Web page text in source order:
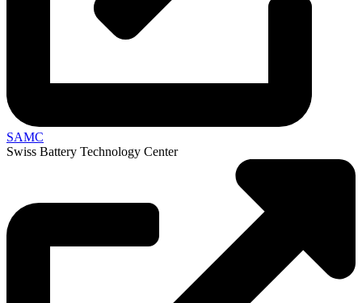
SAMC
Swiss Battery Technology Center